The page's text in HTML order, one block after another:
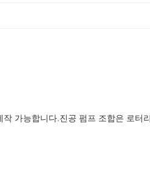
가능합니다.진공 펌프 조합은 로터